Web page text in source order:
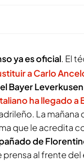
ya es oficial. El
a Carlo
Bayer Leverkusen
ha llegado a
La
que le acredita
de
prensa al frente